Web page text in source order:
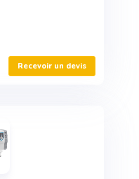
Recevoir un devis